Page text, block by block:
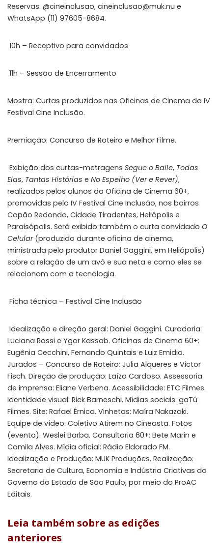
Reservas: @cineinclusao, cineinclusao@muk.nu e
WhatsApp (11) 97605-8684.
10h – Receptivo para convidados
11h – Sessão de Encerramento
Mostra: Curtas produzidos nas Oficinas de Cinema do IV
Festival Cine Inclusão.
Premiação: Concurso de Roteiro e Melhor Filme.
Exibição dos curtas-metragens Segue o Baile, Todas
Elas, Tantas Histórias e No Espelho (Ver e Rever),
realizados pelos alunos da Oficina de Cinema 60+,
promovidas pelo IV Festival Cine Inclusão, nos bairros
Capão Redondo, Cidade Tiradentes, Heliópolis e
Paraisópolis. Será exibido também o curta convidado O
Celular(produzido durante oficina de cinema,
ministrada pelo produtor Daniel Gaggini, em Heliópolis)
sobre a relação de um avô e sua neta e como eles se
relacionam com a tecnologia.
Ficha técnica – Festival Cine Inclusão
Idealização e direção geral: Daniel Gaggini. Curadoria:
Luciana Rossi e Ygor Kassab. Oficinas de Cinema 60+:
Eugênia Cecchini, Fernando Quintais e Luiz Emidio.
Jurados – Concurso de Roteiro: Julia Alqueres e Victor
Fisch. Direção de produção: Laíza Cardoso. Assessoria
de imprensa: Eliane Verbena. Acessibilidade: ETC Filmes.
Identidade visual: Rick Barneschi. Mídias sociais: gaTú
Filmes. Site: Rafael Érnica. Vinhetas: Maíra Nakazaki.
Equipe de vídeo: Coletivo Atirem no Cineasta. Fotos
(evento): Weslei Barba. Consultoria 60+: Bete Marin e
Camila Alves. Mídia oficial: Rádio Eldorado FM.
Idealização e Produção: MUK Produções. Realização:
Secretaria de Cultura, Economia e Indústria Criativas do
Governo do Estado de São Paulo, por meio do ProAC
Editais.
Leia também sobre as edições
anteriores